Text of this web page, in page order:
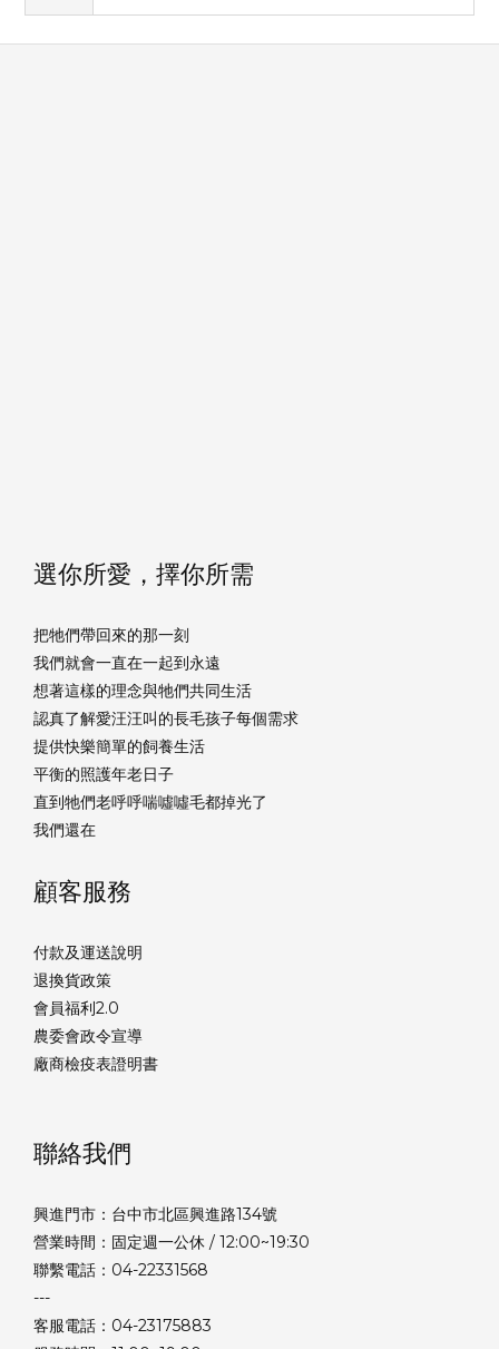
選你所愛，擇你所需
把牠們帶回來的那一刻
我們就會一直在一起到永遠
想著這樣的理念與牠們共同生活
認真了解愛汪汪叫的長毛孩子每個需求
提供快樂簡單的飼養生活
平衡的照護年老日子
直到牠們老呼呼喘噓噓毛都掉光了
我們還在
顧客服務
付款及運送說明
退換貨政策
會員福利2.0
農委會政令宣導
廠商檢疫表證明書
聯絡我們
興進門市：台中市北區興進路134號
營業時間：固定週一公休 / 12:00~19:30
聯繫電話：04-22331568
---
客服電話：04-23175883